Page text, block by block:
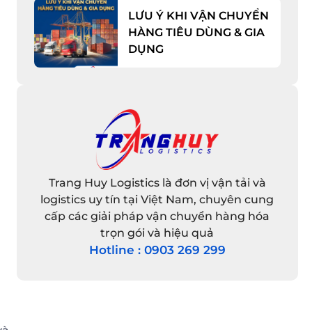
LƯU Ý KHI VẬN CHUYỂN
HÀNG TIÊU DÙNG & GIA
DỤNG
Trang Huy Logistics là đơn vị vận tải và
logistics uy tín tại Việt Nam, chuyên cung
cấp các giải pháp vận chuyển hàng hóa
trọn gói và hiệu quả
Hotline : 0903 269 299